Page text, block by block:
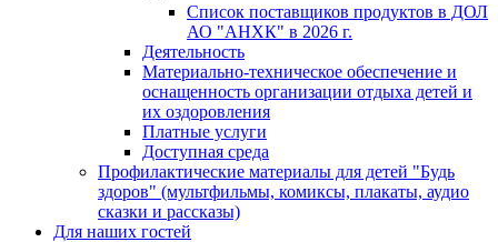
Список поставщиков продуктов в ДОЛ
АО "АНХК" в 2026 г.
Деятельность
Материально-техническое обеспечение и
оснащенность организации отдыха детей и
их оздоровления
Платные услуги
Доступная среда
Профилактические материалы для детей "Будь
здоров" (мультфильмы, комиксы, плакаты, аудио
сказки и рассказы)
Для наших гостей